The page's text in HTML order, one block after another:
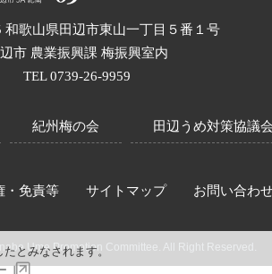
たとみなされます。
和歌山県田辺市東山一丁目５番１号
市 農業振興課 梅振興室内
TEL 0739-26-9959
紀州梅の会 田辺うめ対策協議会
・免責等 サイトマップ お問い合わ
Ume Promotion Committee. All Right Reserved.